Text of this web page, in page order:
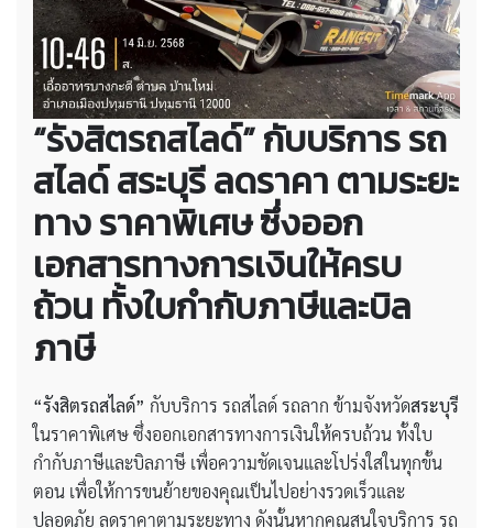
“รังสิตรถสไลด์” กับบริการรถ
สไลด์ สระบุรี ลดราคาตามระยะ
ทาง ราคาพิเศษ ซึ่งออก
เอกสารทางการเงินให้ครบ
ถ้วน ทั้งใบกำกับภาษีและบิล
ภาษี
“รังสิตรถสไลด์” กับบริการ รถสไลด์ รถลาก ข้ามจังหวัดสระบุรี
ในราคาพิเศษ ซึ่งออกเอกสารทางการเงินให้ครบถ้วน ทั้งใบ
กำกับภาษีและบิลภาษี เพื่อความชัดเจนและโปร่งใสในทุกขั้น
ตอน เพื่อให้การขนย้ายของคุณเป็นไปอย่างรวดเร็วและ
ปลอดภัย ลดราคาตามระยะทาง ดังนั้นหากคุณสนใจบริการ รถ